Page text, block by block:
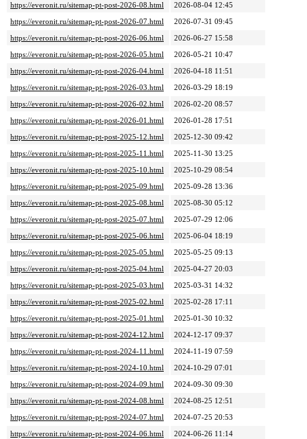
https://everonit.ru/sitemap-pt-post-2026-08.html
2026-08-04 12:45
https://everonit.ru/sitemap-pt-post-2026-07.html
2026-07-31 09:45
https://everonit.ru/sitemap-pt-post-2026-06.html
2026-06-27 15:58
https://everonit.ru/sitemap-pt-post-2026-05.html
2026-05-21 10:47
https://everonit.ru/sitemap-pt-post-2026-04.html
2026-04-18 11:51
https://everonit.ru/sitemap-pt-post-2026-03.html
2026-03-29 18:19
https://everonit.ru/sitemap-pt-post-2026-02.html
2026-02-20 08:57
https://everonit.ru/sitemap-pt-post-2026-01.html
2026-01-28 17:51
https://everonit.ru/sitemap-pt-post-2025-12.html
2025-12-30 09:42
https://everonit.ru/sitemap-pt-post-2025-11.html
2025-11-30 13:25
https://everonit.ru/sitemap-pt-post-2025-10.html
2025-10-29 08:54
https://everonit.ru/sitemap-pt-post-2025-09.html
2025-09-28 13:36
https://everonit.ru/sitemap-pt-post-2025-08.html
2025-08-30 05:12
https://everonit.ru/sitemap-pt-post-2025-07.html
2025-07-29 12:06
https://everonit.ru/sitemap-pt-post-2025-06.html
2025-06-04 18:19
https://everonit.ru/sitemap-pt-post-2025-05.html
2025-05-25 09:13
https://everonit.ru/sitemap-pt-post-2025-04.html
2025-04-27 20:03
https://everonit.ru/sitemap-pt-post-2025-03.html
2025-03-31 14:32
https://everonit.ru/sitemap-pt-post-2025-02.html
2025-02-28 17:11
https://everonit.ru/sitemap-pt-post-2025-01.html
2025-01-30 10:32
https://everonit.ru/sitemap-pt-post-2024-12.html
2024-12-17 09:37
https://everonit.ru/sitemap-pt-post-2024-11.html
2024-11-19 07:59
https://everonit.ru/sitemap-pt-post-2024-10.html
2024-10-29 07:01
https://everonit.ru/sitemap-pt-post-2024-09.html
2024-09-30 09:30
https://everonit.ru/sitemap-pt-post-2024-08.html
2024-08-25 12:51
https://everonit.ru/sitemap-pt-post-2024-07.html
2024-07-25 20:53
https://everonit.ru/sitemap-pt-post-2024-06.html
2024-06-26 11:14